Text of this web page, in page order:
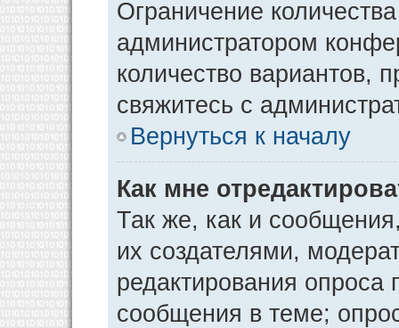
Ограничение
администратором
количество вариантов,
свяжитесь с
Вернуться к началу
Как мне
Так же, как и
их создателями,
редактирования опроса
сообщения в теме;